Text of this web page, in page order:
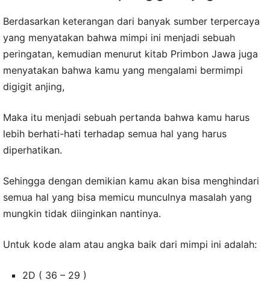
Berdasarkan keterangan dari banyak sumber terpercaya
yang menyatakan bahwa mimpi ini menjadi sebuah
peringatan, kemudian menurut kitab Primbon Jawa juga
menyatakan bahwa kamu yang mengalami bermimpi
digigit anjing,
Maka itu menjadi sebuah pertanda bahwa kamu harus
lebih berhati-hati terhadap semua hal yang harus
diperhatikan.
Sehingga dengan demikian kamu akan bisa menghindari
semua hal yang bisa memicu munculnya masalah yang
mungkin tidak diinginkan nantinya.
Untuk kode alam atau angka baik dari mimpi ini adalah:
2D ( 36 – 29 )